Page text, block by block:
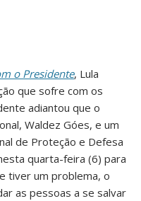
o Presidente, Lula
que sofre com os
adiantou que o
Waldez Góes, e um
de Proteção e Defesa
quarta-feira (6) para
tiver um problema, o
as pessoas a se salvar